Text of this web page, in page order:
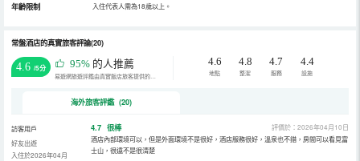
年齡限制 入住代表人需為18歲以上。
常盤酒店的真實旅客評論(20)
4.6 /5分 95% 的人推薦
易遊網旅遊評鑑由真實飯店旅客提供的評鑑。
4.6
地點
4.8
整潔
4.7
服務
4.4
設施
海外旅客評鑑 (20)
訪客用戶
好友出遊
入住於2026年04月
4.7 很棒
評價於：2026年04月10日
酒店內部環境可以，但是外面環境不是很好，酒店服務很好，溫泉也不錯，房間可以看見富
士山，很遠不是很清楚